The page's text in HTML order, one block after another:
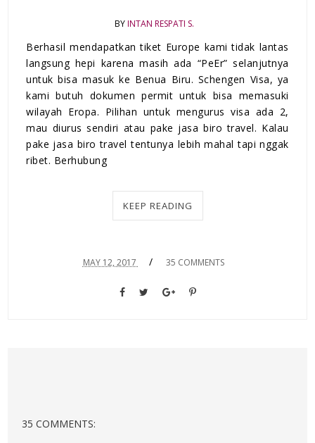
BYINTAN RESPATI S.
Berhasil mendapatkan tiket Europe kami tidak lantas
langsung hepi karena masih ada “PeEr” selanjutnya
untuk bisa masuk ke Benua Biru. Schengen Visa, ya
kami butuh dokumen permit untuk bisa memasuki
wilayah Eropa. Pilihan untuk mengurus visa ada 2,
mau diurus sendiri atau pake jasa biro travel. Kalau
pake jasa biro travel tentunya lebih mahal tapi nggak
ribet. Berhubung
KEEP READING
MAY 12, 2017 / 35 COMMENTS
35 COMMENTS: